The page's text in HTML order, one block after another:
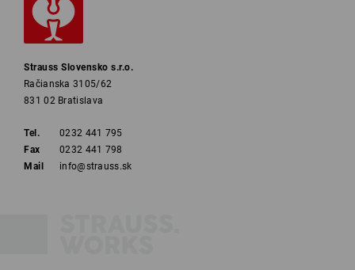
Strauss Slovensko s.r.o.
Račianska 3105/62
831 02 Bratislava
Tel.
0232 441 795
Fax
0232 441 798
Mail
info@strauss.sk